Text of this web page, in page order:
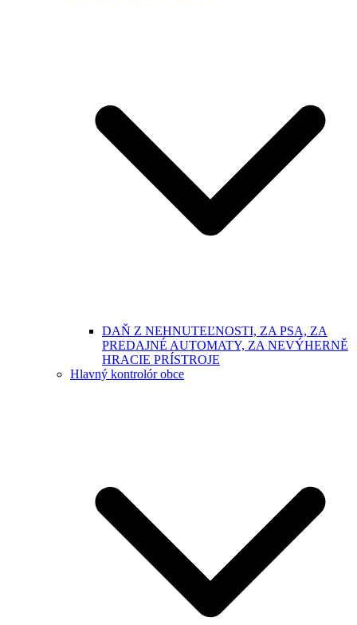
DAŇ Z NEHNUTEĽNOSTI, ZA PSA, ZA
PREDAJNÉ AUTOMATY, ZA NEVÝHERNĚ
HRACIE PRÍSTROJE
Hlavný kontrolór obce